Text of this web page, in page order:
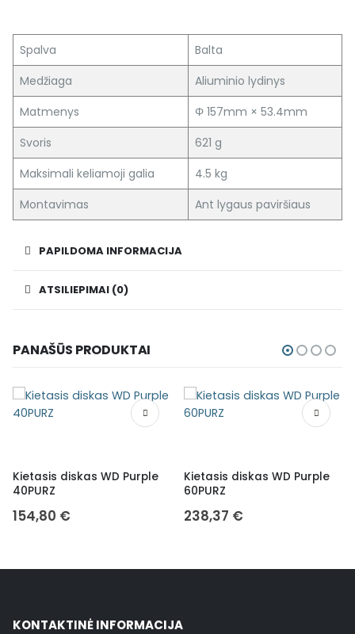
Spalva
Balta
Medžiaga
Aliuminio lydinys
Matmenys
Φ 157mm × 53.4mm
Svoris
621 g
Maksimali keliamoji galia
4.5 kg
Montavimas
Ant lygaus paviršiaus
PAPILDOMA INFORMACIJA
ATSILIEPIMAI (0)
PANAŠŪS PRODUKTAI
Kietasis diskas WD Purple
40PURZ
154,80 €
Kietasis diskas WD Purple
60PURZ
238,37 €
KONTAKTINĖ INFORMACIJA